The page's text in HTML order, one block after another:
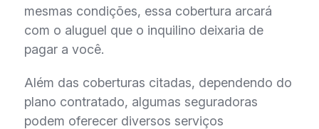
mesmas condições, essa cobertura arcará
com o aluguel que o inquilino deixaria de
pagar a você.
Além das coberturas citadas, dependendo do
plano contratado, algumas seguradoras
podem oferecer diversos serviços